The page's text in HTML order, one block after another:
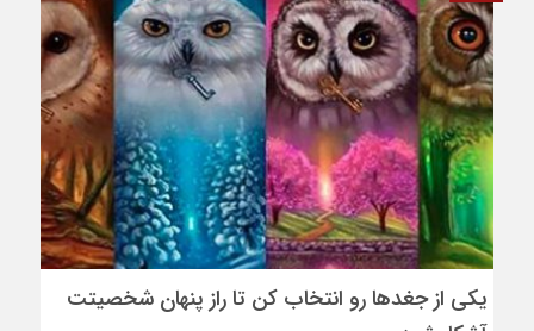
یکی از جغدها رو انتخاب کن تا راز پنهان شخصیتت